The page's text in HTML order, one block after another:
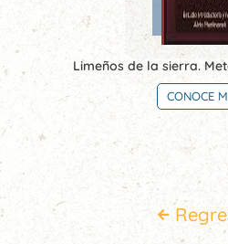
Limeños de la sierra.
CONOCE